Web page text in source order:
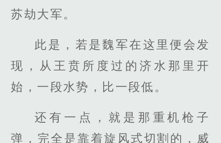
苏劫大军。
此是，若是魏军在这里便会发
现，从王贲所度过的济水那里开
始，一段水势，比一段低。
还有一点，就是那重机枪子
弹，完全是靠着旋风式切割的，威